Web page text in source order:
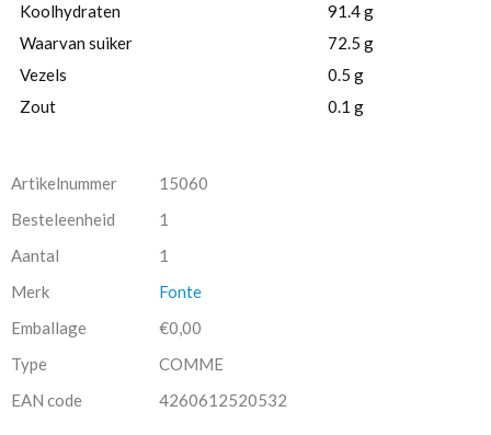
Koolhydraten
91.4 g
Waarvan suiker
72.5 g
Vezels
0.5 g
Zout
0.1 g
Artikelnummer
15060
Besteleenheid
1
Aantal
1
Merk
Fonte
Emballage
€0,00
Type
COMME
EAN code
4260612520532